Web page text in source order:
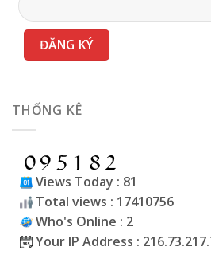
THỐNG KÊ
Views Today : 81
Total views : 17410756
Who's Online : 2
Your IP Address :